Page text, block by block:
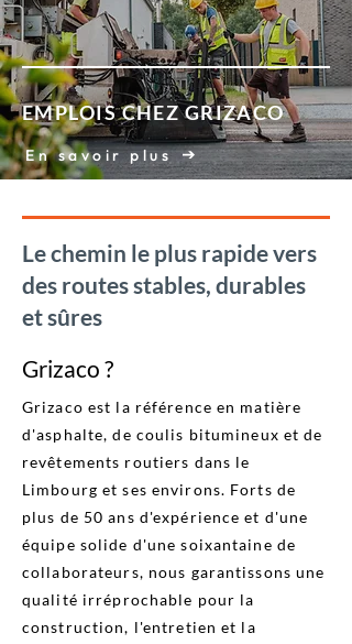
EMPLOIS CHEZ GRIZACO
En savoir plus
Le chemin le plus rapide vers
des routes stables, durables
et sûres
Grizaco ?
Grizaco est la référence en matière
d'asphalte, de coulis bitumineux et de
revêtements routiers dans le
Limbourg et ses environs. Forts de
plus de 50 ans d'expérience et d'une
équipe solide d'une soixantaine de
collaborateurs, nous garantissons une
qualité irréprochable pour la
construction, l'entretien et la